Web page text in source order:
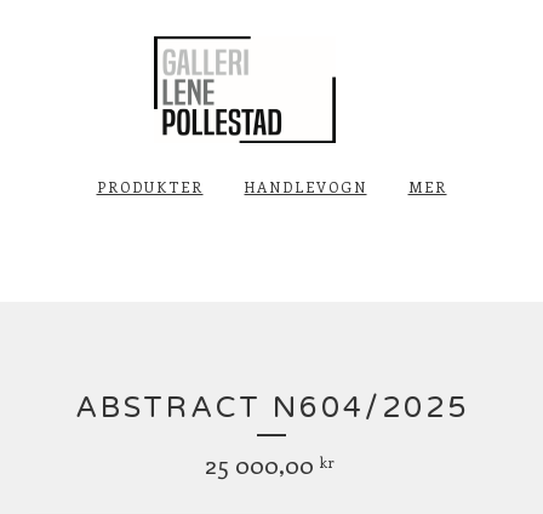
PRODUKTER HANDLEVOGN MER
ABSTRACT N604/2025
25 000,00 kr